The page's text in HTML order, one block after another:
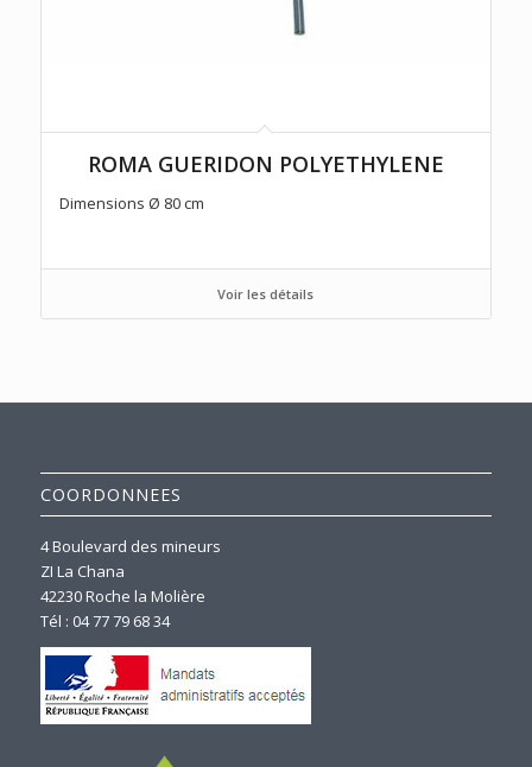
ROMA GUERIDON POLYETHYLENE
Dimensions Ø 80 cm
Voir les détails
COORDONNEES
4 Boulevard des mineurs
ZI La Chana
42230 Roche la Molière
Tél : 04 77 79 68 34